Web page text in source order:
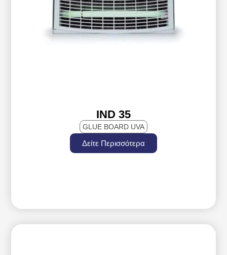
IND 35
GLUE BOARD UVA
Δείτε Περισσότερα